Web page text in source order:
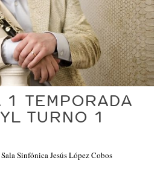
1 TEMPORADA
TURNO 1
Sala Sinfónica Jesús López Cobos